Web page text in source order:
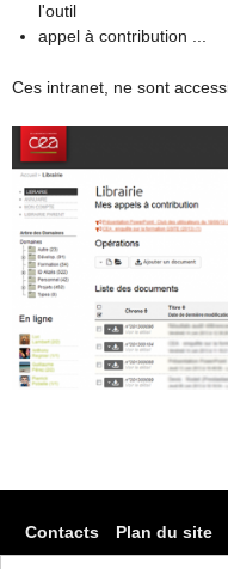
l'outil
appel à contribution ...
Ces intranet, ne sont
Contacts Plan du site